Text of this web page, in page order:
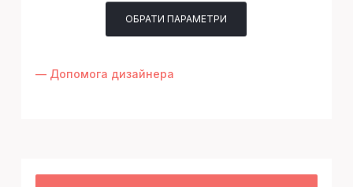
ОБРАТИ ПАРАМЕТРИ
— Допомога дизайнера